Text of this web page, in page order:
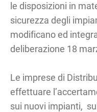
le disposizioni in
sicurezza degli
modificano ed
deliberazione 18
Le imprese di
effettuare
sui nuovi impianti,